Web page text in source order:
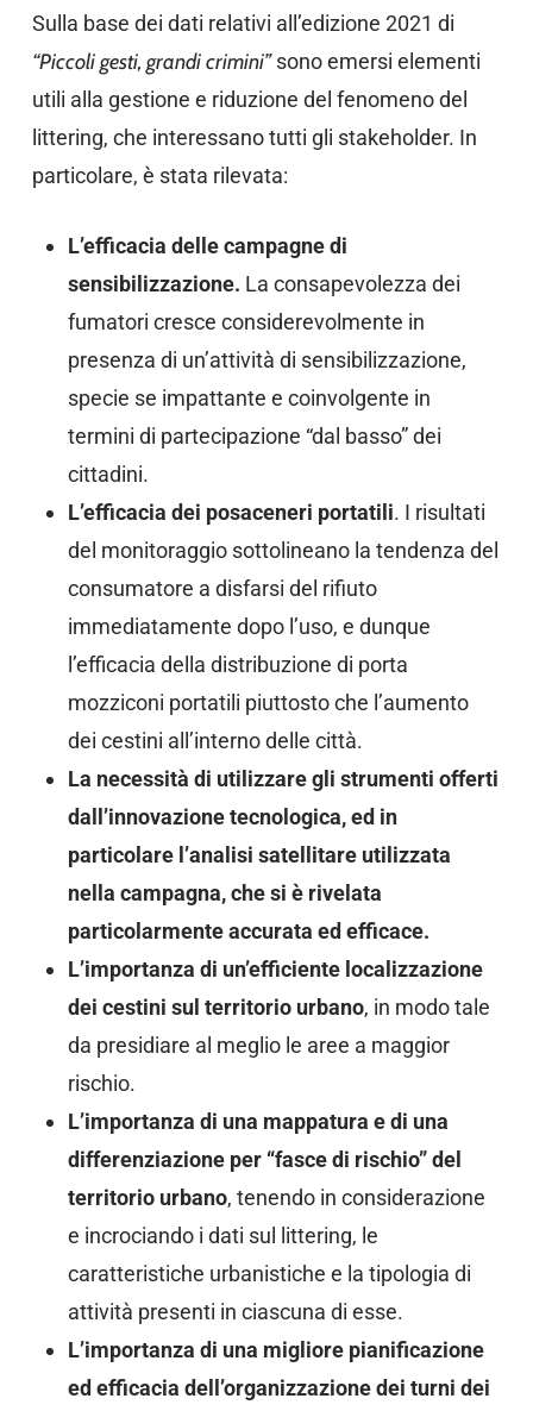
Sulla base dei dati relativi all’edizione 2021 di
“Piccoli gesti, grandi crimini” sono emersi elementi
utili alla gestione e riduzione del fenomeno del
littering, che interessano tutti gli stakeholder. In
particolare, è stata rilevata:
L’efficacia delle campagne di
sensibilizzazione. La consapevolezza dei
fumatori cresce considerevolmente in
presenza di un’attività di sensibilizzazione,
specie se impattante e coinvolgente in
termini di partecipazione “dal basso” dei
cittadini.
L’efficacia dei posaceneri portatili. I risultati
del monitoraggio sottolineano la tendenza del
consumatore a disfarsi del rifiuto
immediatamente dopo l’uso, e dunque
l’efficacia della distribuzione di porta
mozziconi portatili piuttosto che l’aumento
dei cestini all’interno delle città.
La necessità di utilizzare gli strumenti offerti
dall’innovazione tecnologica, ed in
particolare l’analisi satellitare utilizzata
nella campagna, che si è rivelata
particolarmente accurata ed efficace.
L’importanza di un’efficiente localizzazione
dei cestini sul territorio urbano, in modo tale
da presidiare al meglio le aree a maggior
rischio.
L’importanza di una mappatura e di una
differenziazione per “fasce di rischio” del
territorio urbano, tenendo in considerazione
e incrociando i dati sul littering, le
caratteristiche urbanistiche e la tipologia di
attività presenti in ciascuna di esse.
L’importanza di una migliore pianificazione
ed efficacia dell’organizzazione dei turni dei